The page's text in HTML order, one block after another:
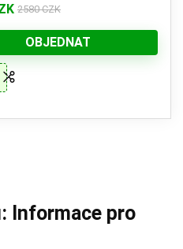
2580 CZK
OBJEDNAT
Informace pro